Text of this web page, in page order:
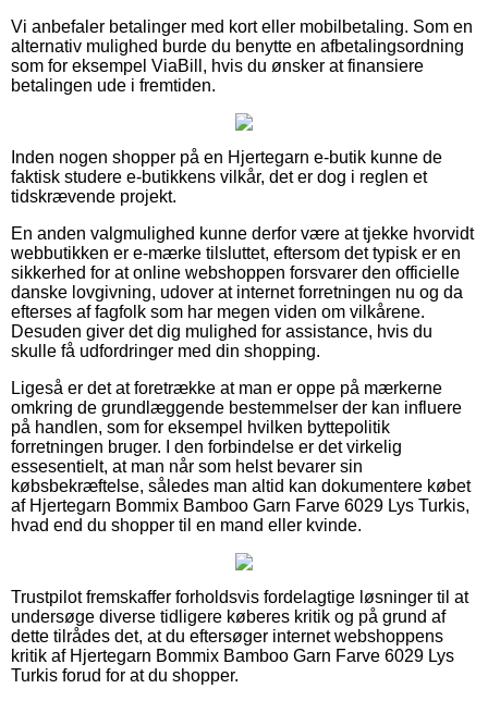
Vi anbefaler betalinger med kort eller mobilbetaling. Som en
alternativ mulighed burde du benytte en afbetalingsordning
som for eksempel ViaBill, hvis du ønsker at finansiere
betalingen ude i fremtiden.
Inden nogen shopper på en Hjertegarn e-butik kunne de
faktisk studere e-butikkens vilkår, det er dog i reglen et
tidskrævende projekt.
En anden valgmulighed kunne derfor være at tjekke hvorvidt
webbutikken er e-mærke tilsluttet, eftersom det typisk er en
sikkerhed for at online webshoppen forsvarer den officielle
danske lovgivning, udover at internet forretningen nu og da
efterses af fagfolk som har megen viden om vilkårene.
Desuden giver det dig mulighed for assistance, hvis du
skulle få udfordringer med din shopping.
Ligeså er det at foretrække at man er oppe på mærkerne
omkring de grundlæggende bestemmelser der kan influere
på handlen, som for eksempel hvilken byttepolitik
forretningen bruger. I den forbindelse er det virkelig
essesentielt, at man når som helst bevarer sin
købsbekræftelse, således man altid kan dokumentere købet
af Hjertegarn Bommix Bamboo Garn Farve 6029 Lys Turkis,
hvad end du shopper til en mand eller kvinde.
Trustpilot fremskaffer forholdsvis fordelagtige løsninger til at
undersøge diverse tidligere køberes kritik og på grund af
dette tilrådes det, at du eftersøger internet webshoppens
kritik af Hjertegarn Bommix Bamboo Garn Farve 6029 Lys
Turkis forud for at du shopper.